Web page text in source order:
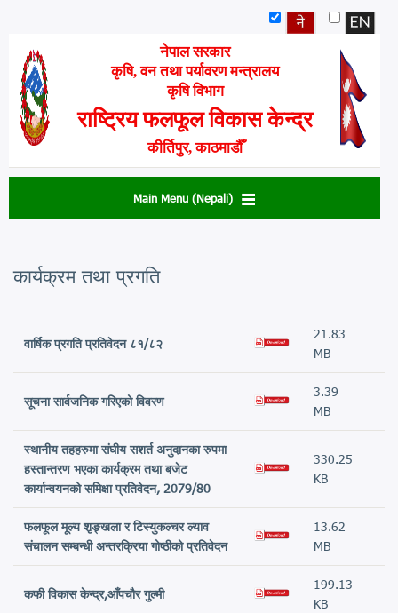
content
नेपाल सरकार
कृषि, वन तथा पर्यावरण मन्त्रालय
कृषि विभाग
राष्ट्रिय फलफूल विकास केन्द्र
कीर्तिपुर, काठमाडौँ
Main Menu (Nepali)
कार्यक्रम तथा प्रगति
वार्षिक प्रगति प्रतिवेदन ८१/८२
21.83
MB
सूचना सार्वजनिक गरिएको विवरण
3.39
MB
स्थानीय तहहरुमा संघीय सशर्त अनुदानका रुपमा
हस्तान्तरण भएका कार्यक्रम तथा बजेट
कार्यान्वयनको समिक्षा प्रतिवेदन, 2079/80
330.25
KB
फलफूल मूल्य शृङ्खला र टिस्युकल्चर ल्याव
संचालन सम्बन्धी अन्तरक्रिया गोष्ठीको प्रतिवेदन
13.62
MB
कफी विकास केन्द्र,आँपचौर गुल्मी
199.13
KB